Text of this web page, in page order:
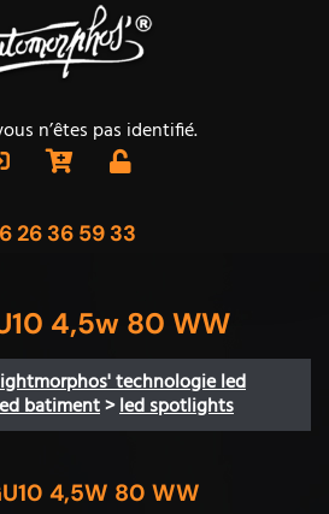
n’êtes pas identifié.
26 36 59 33
4,5w 80 WW
technologie led
batiment>led spotlights
4,5W 80 WW